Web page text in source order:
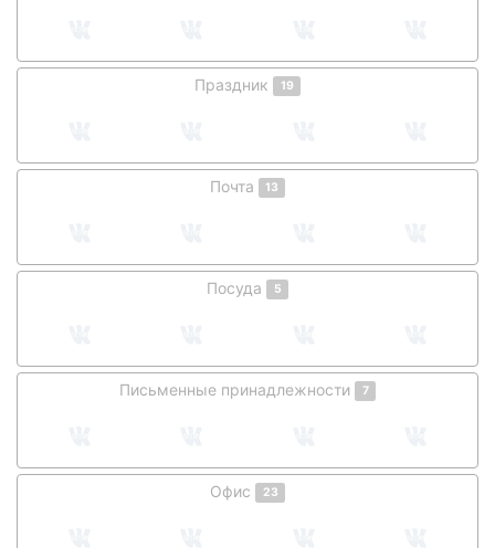
Праздник 19
Почта 13
Посуда 5
Письменные принадлежности 7
Офис 23